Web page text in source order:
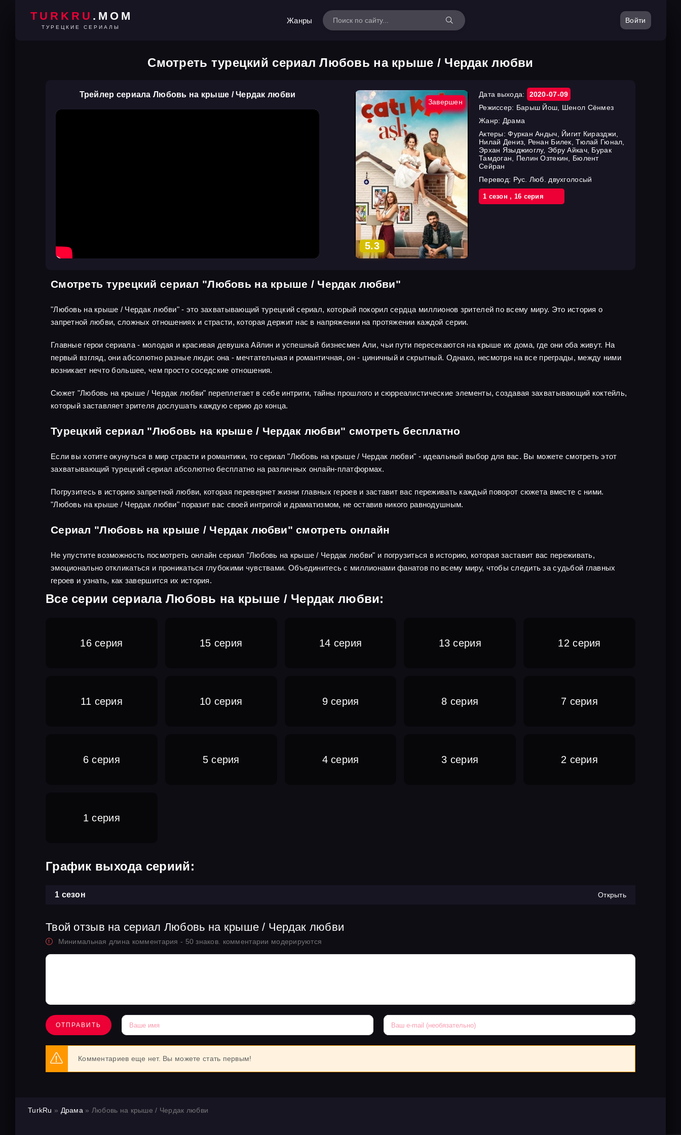
TURKRU .MOM
ТУРЕЦКИЕ СЕРИАЛЫ
Жанры Войти
Смотреть турецкий сериал Любовь на крыше / Чердак любви
Трейлер сериала Любовь на крыше / Чердак любви
Завершен
5.3
Дата выхода:
2020-07-09
Режиссер: Барыш Йош, Шенол Сёнмез
Жанр: Драма
Актеры:Фуркан Андыч, Йигит Киразджи,
Нилай Дениз, Ренан Билек, Тюлай Гюнал,
Эрхан Языджиоглу, Эбру Айкач, Бурак
Тамдоган, Пелин Озтекин, Бюлент
Сейран
Перевод: Рус. Люб. двухголосый
1 cезон, 16 cерия
Смотреть турецкий сериал "Любовь на крыше / Чердак любви"
"Любовь на крыше / Чердак любви" - это захватывающий турецкий сериал, который покорил сердца миллионов зрителей по всему миру. Это история о
запретной любви, сложных отношениях и страсти, которая держит нас в напряжении на протяжении каждой серии.
Главные герои сериала - молодая и красивая девушка Айлин и успешный бизнесмен Али, чьи пути пересекаются на крыше их дома, где они оба живут. На
первый взгляд, они абсолютно разные люди: она - мечтательная и романтичная, он - циничный и скрытный. Однако, несмотря на все преграды, между ними
возникает нечто большее, чем просто соседские отношения.
Сюжет "Любовь на крыше / Чердак любви" переплетает в себе интриги, тайны прошлого и сюрреалистические элементы, создавая захватывающий коктейль,
который заставляет зрителя дослушать каждую серию до конца.
Турецкий сериал "Любовь на крыше / Чердак любви" смотреть бесплатно
Если вы хотите окунуться в мир страсти и романтики, то сериал "Любовь на крыше / Чердак любви" - идеальный выбор для вас. Вы можете смотреть этот
захватывающий турецкий сериал абсолютно бесплатно на различных онлайн-платформах.
Погрузитесь в историю запретной любви, которая перевернет жизни главных героев и заставит вас переживать каждый поворот сюжета вместе с ними.
"Любовь на крыше / Чердак любви" поразит вас своей интригой и драматизмом, не оставив никого равнодушным.
Сериал "Любовь на крыше / Чердак любви" смотреть онлайн
Не упустите возможность посмотреть онлайн сериал "Любовь на крыше / Чердак любви" и погрузиться в историю, которая заставит вас переживать,
эмоционально откликаться и проникаться глубокими чувствами. Объединитесь с миллионами фанатов по всему миру, чтобы следить за судьбой главных
героев и узнать, как завершится их история.
Все серии сериала Любовь на крыше / Чердак любви:
16 серия 15 серия 14 серия 13 серия 12 серия
11 серия 10 серия 9 серия 8 серия 7 серия
6 серия 5 серия 4 серия 3 серия 2 серия
1 серия
График выхода сериий:
1 сезон Открыть
Твой отзыв на сериал Любовь на крыше / Чердак любви
Минимальная длина комментария - 50 знаков. комментарии модерируются
ОТПРАВИТЬ
Комментариев еще нет. Вы можете стать первым!
TurkRu » Драма » Любовь на крыше / Чердак любви